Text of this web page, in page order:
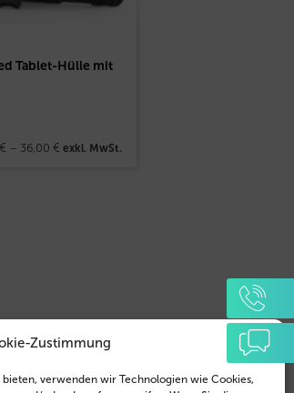
Zustimmung
verwenden wir Technologien wie Cookies,
Tablet-Hülle mit
€ – 36,00 € exkl. MwSt.